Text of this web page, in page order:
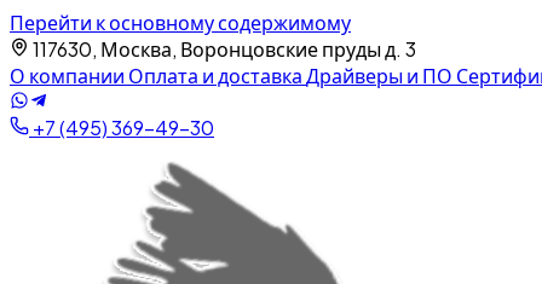
Перейти к основному содержимому
117630, Москва, Воронцовские пруды д. 3
О компании Оплата и доставкаДрайверы и ПО
+7 (495) 369-49-30